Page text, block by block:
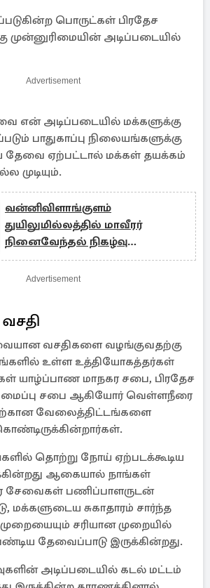
பொருட்கள் பிரதேச
முன்னுரிமையின் அடிப்படையில்
Advertisement
என் அடிப்படையில் மக்களுக்கு
பாதுகாப்பு நிலையங்களுக்கு
ஏற்பட்டால் மக்கள் தயக்கம்
முடியும்.
வன்னிவிளாங்குளம்
துயிலுமில்லத்தில் மாவீரர்
நினைவேந்தல் நிகழ்வு
முன்னெடுப்பு
Advertisement
வசதிகளை வழங்குவதற்கு
உள்ள உத்தியோகத்தர்கள்
யாழ்ப்பாண மாநகர சபை, பிரதேச
சபை ஆகியோர் வெள்ளநீரை
வேலைத்திட்டங்களை
தொற்று நோய் ஏற்படக்கூடிய
ஆகையால் நாங்கள்
சேவைகள் பணிப்பாளருடன்
மக்களுடைய சுகாதாரம் சார்ந்த
சரியான முறையில்
தேவைப்பாடு இருக்கின்றது.
அடிப்படையில் கடல் மட்டம்